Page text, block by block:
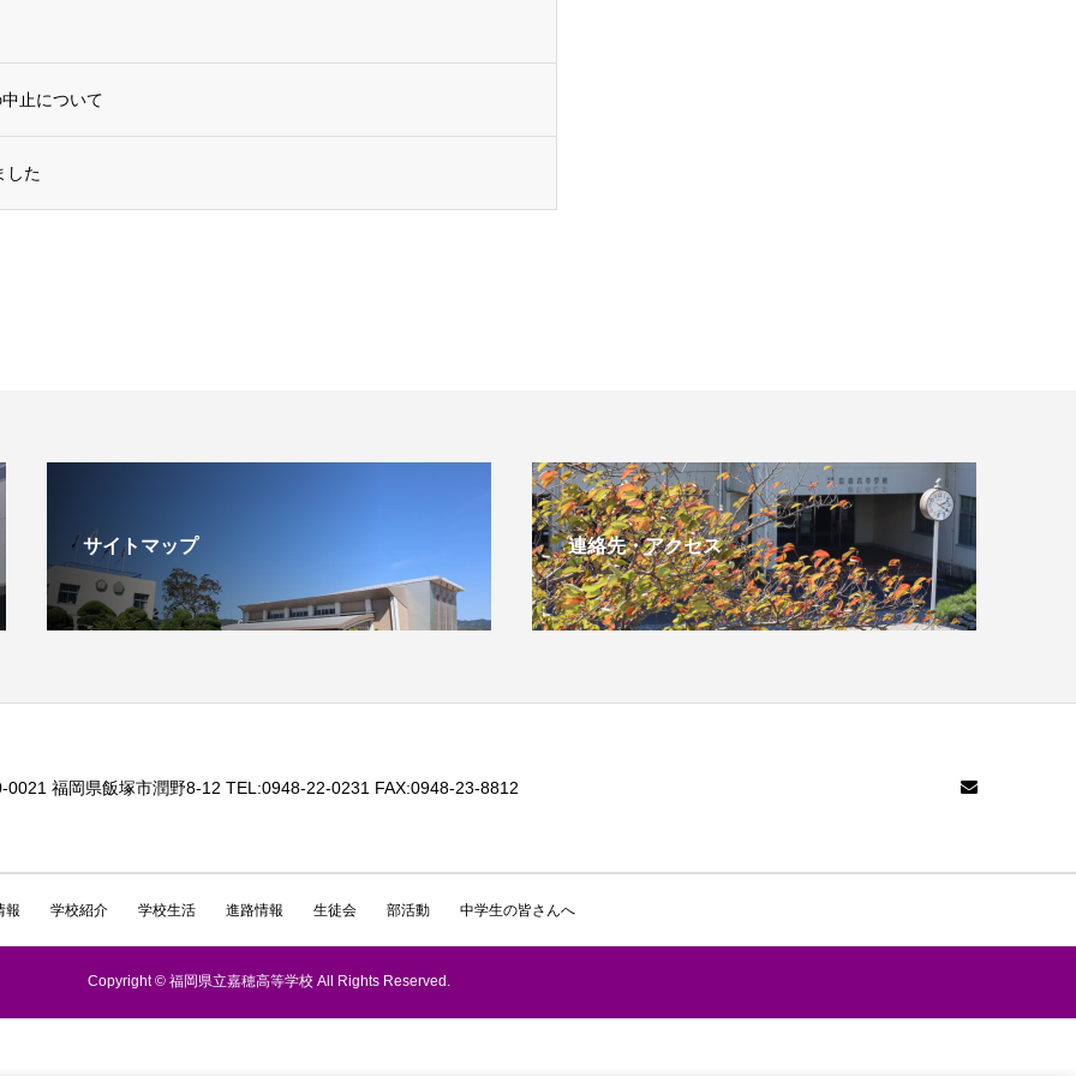
止について
した
サイトマップ 連絡先・アクセス
0021 福岡県飯塚市潤野8-12 TEL:0948-22-0231 FAX:0948-23-8812
報 学校紹介 学校生活 進路情報 生徒会 部活動 中学生の皆さんへ
Copyright © 福岡県立嘉穂高等学校 All Rights Reserved.